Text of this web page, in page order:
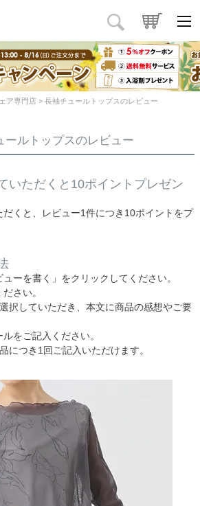
ア専門店 長袖チュールトップスのレビュー
ールトップスのレビュー
いただくと10ポイントプレゼン
だくと、レビュー1件につき10ポイントをプ
ーを書く」をクリックしてください。
さい。
択していただき、本文に商品の感想やご要
をご記入ください。
につき1回ご記入いただけます。